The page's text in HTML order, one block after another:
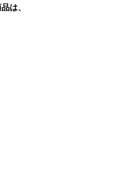
は、